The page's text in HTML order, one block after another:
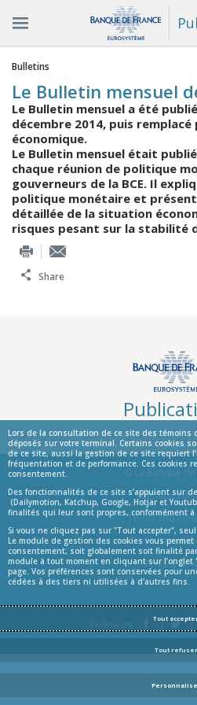
Lors de la consultation de ce site des témoins
déposés sur votre terminal. Certains cookies
de ce site, aussi la gestion de ce site requiert
fréquentation et de performance. Ces cookies
consentement.
Des fonctionnalités de ce site s’appuient sur
(Dailymotion, Katchup, Google, Hotjar et
finalités qui leur sont propres, conformément
Si vous ne cliquez pas sur "Tout accepter",
Le module de gestion des cookies vous
consentement, soit globalement soit finalité
module à tout moment en cliquant sur
page. Vos préférences sont conservées pour
cédées à des tiers ni utilisées à d'autres fins.
Tout
Tout refuser
You are here
Bulletins
Le Bulletin mensuel
Le Bulletin mensuel a été
décembre 2014, puis
économique.
Le Bulletin mensuel était
chaque réunion de politique
gouverneurs de la BCE. Il
politique monétaire et
détaillée de la situation
risques pesant sur la stabilité
Share
© La Banque de
Informations
Mentions
Terms and
Site map
Privacy
Facebook